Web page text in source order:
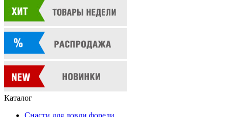
Каталог
Снасти для ловли форели